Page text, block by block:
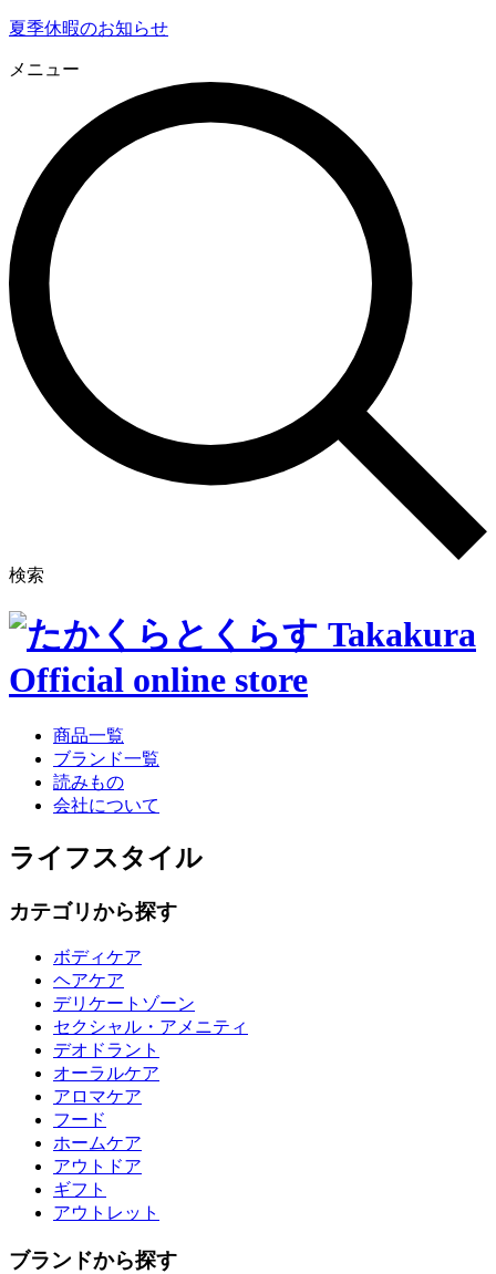
夏季休暇のお知らせ
メニュー
検索
商品一覧
ブランド一覧
読みもの
会社について
ライフスタイル
カテゴリから探す
ボディケア
ヘアケア
デリケートゾーン
セクシャル・アメニティ
デオドラント
オーラルケア
アロマケア
フード
ホームケア
アウトドア
ギフト
アウトレット
ブランドから探す